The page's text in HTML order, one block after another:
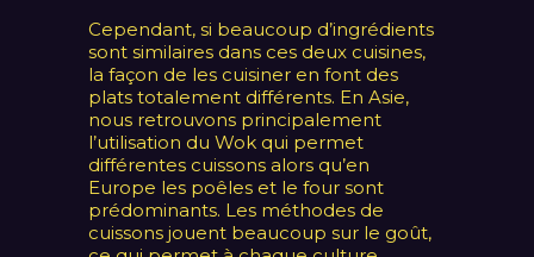
Cependant, si beaucoup d’ingrédients
sont similaires dans ces deux cuisines,
la façon de les cuisiner en font des
plats totalement différents. En Asie,
nous retrouvons principalement
l’utilisation du Wok qui permet
différentes cuissons alors qu’en
Europe les poêles et le four sont
prédominants. Les méthodes de
cuissons jouent beaucoup sur le goût,